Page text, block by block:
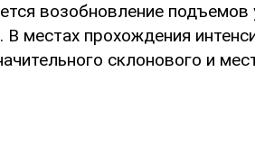
возобновление
местах прохождения
склонового и